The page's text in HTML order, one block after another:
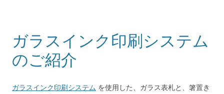
ガラスインク印刷システム
のご紹介
ガラスインク印刷システム を使用した、ガラス表札と、箸置き